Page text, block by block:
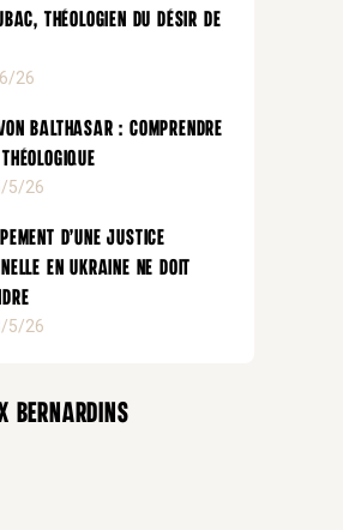
théologien du désir de
26
Balthasar : comprendre
5/26
d’une justice
en Ukraine ne doit
5/26
bernardins